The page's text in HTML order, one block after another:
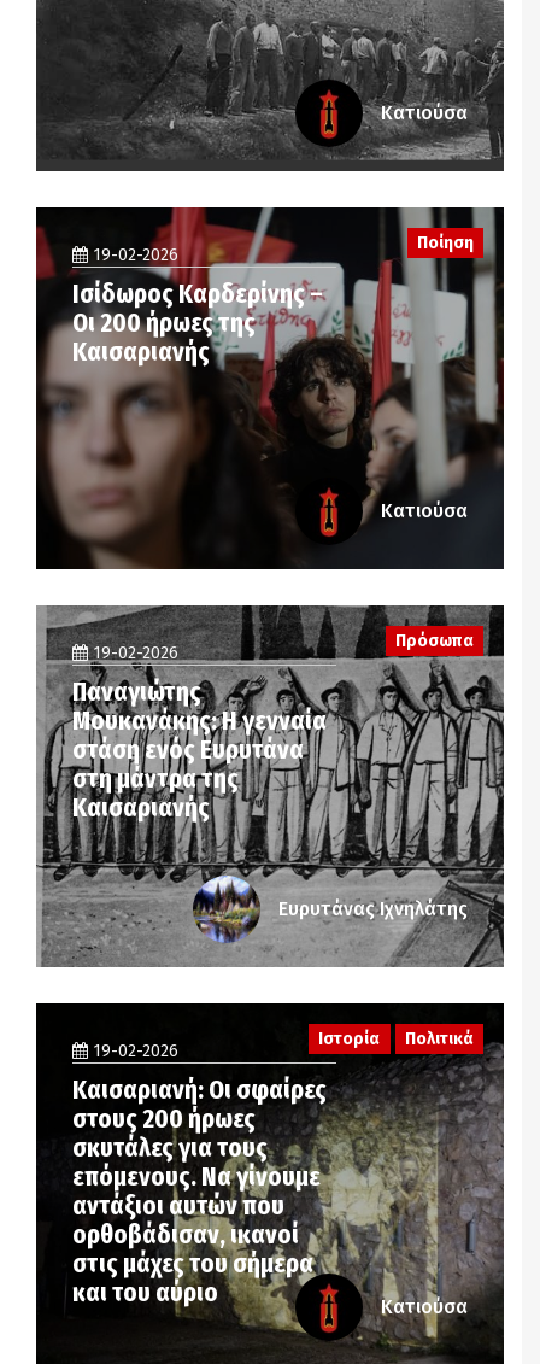
Κατιούσα
19-02-2026
Ισίδωρος Καρδερίνης –
Οι 200 ήρωες της
Καισαριανής
Ποίηση
Κατιούσα
19-02-2026
Παναγιώτης
Μουκανάκης: Η γενναία
στάση ενός Ευρυτάνα
στη μάντρα της
Καισαριανής
Πρόσωπα
Ευρυτάνας Ιχνηλάτης
19-02-2026
Καισαριανή: Οι σφαίρες
στους 200 ήρωες
σκυτάλες για τους
επόμενους. Να γίνουμε
αντάξιοι αυτών που
ορθοβάδισαν, ικανοί
στις μάχες του σήμερα
και του αύριο
Ιστορία Πολιτικά
Κατιούσα